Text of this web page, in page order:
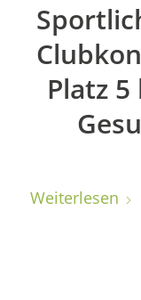
Platz
Weiterlesen